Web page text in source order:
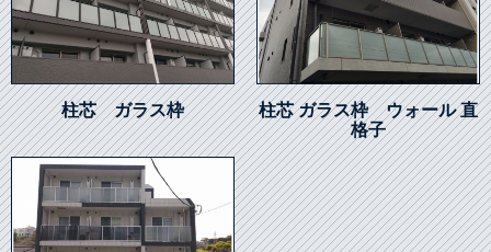
柱芯 ガラス枠
柱芯 ガラス枠 ウォール 直
格子